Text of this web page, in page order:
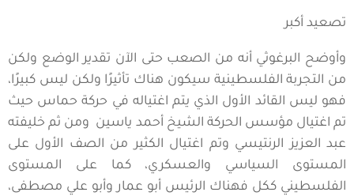
تصعيد أكبر
وأوضح البرغوثي أنه من الصعب حتى الآن تقدير الوضع ولكن
من التجربة الفلسطينية سيكون هناك تأثيرًا ولكن ليس كبيرًا،
فهو ليس القائد الأول الذي يتم اغتياله في حركة حماس حيث
تم اغتيال مؤسس الحركة الشيخ أحمد ياسين ومن ثم خليفته
عبد العزيز الرنتيسي وتم اغتيال الكثير من الصف الأول على
المستوى السياسي والعسكري، كما على المستوى
الفلسطيني ككل فهناك الرئيس أبو عمار وأبو علي مصطفى،